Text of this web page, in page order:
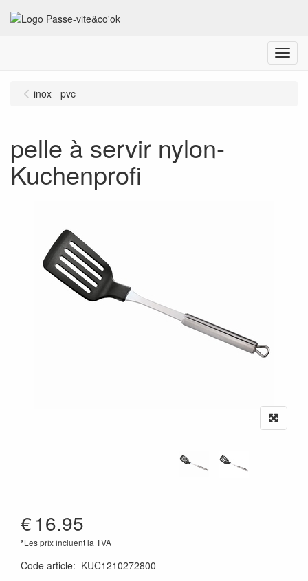
Menu
inox - pvc
pelle à servir nylon-
Kuchenprofi
€16.95
*Les prix incluent la TVA
Code article: KUC1210272800